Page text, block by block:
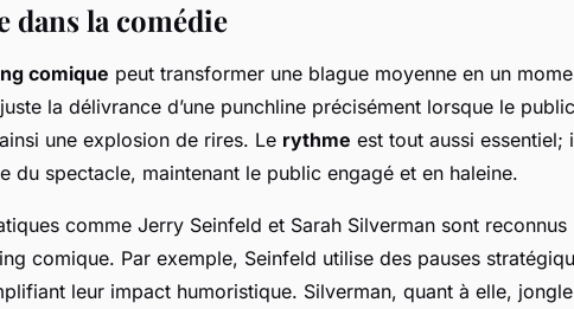
la comédie
comique peut transformer une blague moyenne en un
la délivrance d’une punchline précisément lorsque le public
une explosion de rires. Le rythme est tout aussi essentiel;
du spectacle, maintenant le public engagé et en haleine.
comme Jerry Seinfeld et Sarah Silverman sont reconnus
comique. Par exemple, Seinfeld utilise des pauses
leur impact humoristique. Silverman, quant à elle, jongle